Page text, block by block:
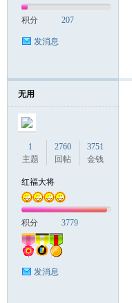
积分 207
发消息
无用
1
主题
2760
回帖
3751
金钱
红福大将
积分 3779
发消息